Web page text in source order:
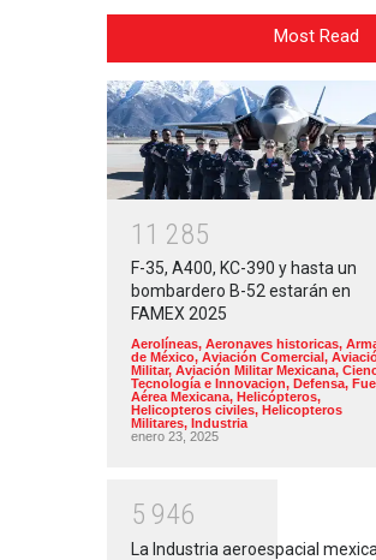
Most Read
1 1 285
F-35, A400, KC-390 y hasta un
bombardero B-52 estarán en
FAMEX 2025
Aerolíneas, Aeronaves historicas,
de México, Aviación Comercial ,
Militar, Aviación Militar Mexicana,
Tecnología e Innovacion, Defensa,
Aérea Mexicana, Helicópteros,
Helicopteros civiles, Helicopteros
Militares, Industria
enero 23, 2025
5 946
La Industria aeroespacial